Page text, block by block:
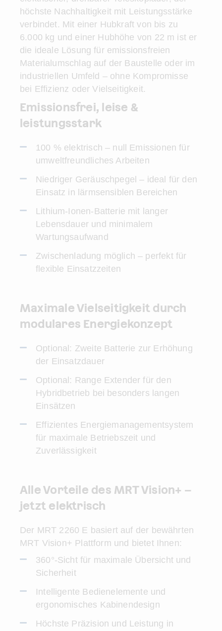
höchste Nachhaltigkeit mit Leistungsstärke
verbindet. Mit einer Hubkraft von bis zu
6.000 kg und einer Hubhöhe von 22 m ist er
die ideale Lösung für emissionsfreien
Materialumschlag auf der Baustelle oder im
industriellen Umfeld – ohne Kompromisse
bei Effizienz oder Vielseitigkeit.
Emissionsfrei, leise &
leistungsstark
100 % elektrisch – null Emissionen für
umweltfreundliches Arbeiten
Niedriger Geräuschpegel – ideal für den
Einsatz in lärmsensiblen Bereichen
Lithium-Ionen-Batterie mit langer
Lebensdauer und minimalem
Wartungsaufwand
Zwischenladung möglich – perfekt für
flexible Einsatzzeiten
Maximale Vielseitigkeit durch
modulares Energiekonzept
Optional: Zweite Batterie zur Erhöhung
der Einsatzdauer
Optional: Range Extender für den
Hybridbetrieb bei besonders langen
Einsätzen
Effizientes Energiemanagementsystem
für maximale Betriebszeit und
Zuverlässigkeit
Alle Vorteile des MRT Vision+ –
jetzt elektrisch
Der MRT 2260 E basiert auf der bewährten
MRT Vision+ Plattform und bietet Ihnen:
360°-Sicht für maximale Übersicht und
Sicherheit
Intelligente Bedienelemente und
ergonomisches Kabinendesign
Höchste Präzision und Leistung in